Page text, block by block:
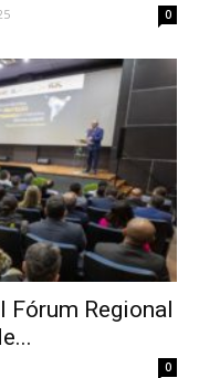
0
Fórum Regional
0